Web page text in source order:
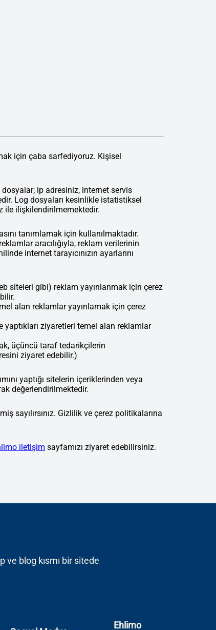
için çaba sarfediyoruz. Kişisel
ip adresiniz, internet servis
Log dosyaları kesinlikle istatistiksel
ile ilişkilendirilmemektedir.
tanımlamak için kullanılmaktadır.
aracılığıyla, reklam verilerinin
internet tarayıcınızın ayarlarını
siteleri gibi) reklam yayınlanmak için çerez
alan reklamlar yayınlamak için çerez
yaptıkları ziyaretleri temel alan reklamlar
üçüncü taraf tedarikçilerin
ziyaret edebilir.)
yaptığı sitelerin içeriklerinden veya
değerlendirilmektedir.
sayılırsınız. Gizlilik ve çerez politikalarına
iletişim sayfamızı ziyaret edebilirsiniz.
ve blog kısmı bir sitede
Ehlimo